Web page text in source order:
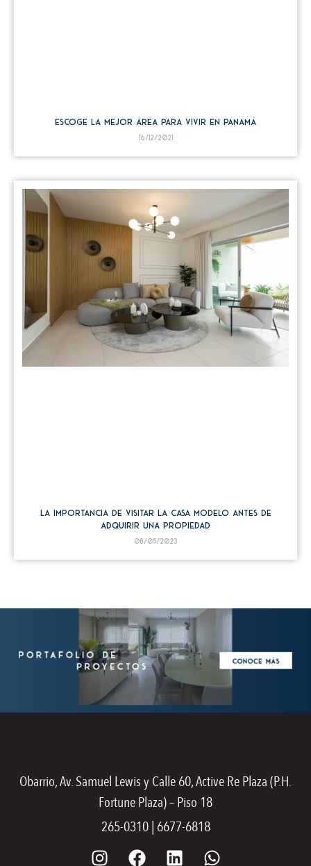
Escoge la mejor área para vivir en Panamá
16/12/2021
La importancia de visitar la casa modelo antes de
adquirir una propiedad
08/05/2023
Obarrio, Av. Samuel Lewis y Calle 60, Active Re Plaza (P.H.
Fortune Plaza) – Piso 18
265-0310 | 6677-6818